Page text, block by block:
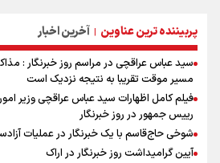
پربیننده ترین عناوین | آخرین اخبار
سید عباس عراقچی در مراسم روز خبرنگار :
مسیر موقت تقریبا به نتیجه نزدیک است
فیلم کامل اظهارات سید عباس عراقچی وزیر
رییس جمهور در روز خبرنگار
شوخی حاج‌قاسم با یک خبرنگار در عملیات
آیین گرامیداشت روز خبرنگار در اراک